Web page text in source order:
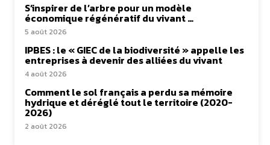
S’inspirer de l’arbre pour un modèle
économique régénératif du vivant …
5 août 2026
IPBES : le « GIEC de la biodiversité » appelle les
entreprises à devenir des alliées du vivant
4 août 2026
Comment le sol français a perdu sa mémoire
hydrique et déréglé tout le territoire (2020-
2026)
2 août 2026